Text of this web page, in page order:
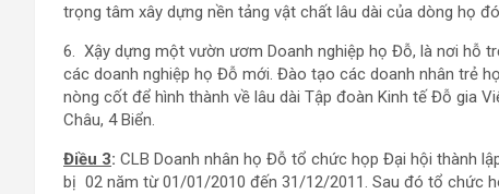
trọng tâm xây dựng nền tảng vật chất lâu dài của dòng họ
6. Xậy dựng một vườn ươm Doanh nghiệp họ Đỗ, là nơi hỗ
các doanh nghiệp họ Đỗ mới. Đào tạo các doanh nhân trẻ
nòng cốt để hình thành về lâu dài Tập đoàn Kinh tế Đỗ gia
Châu, 4 Biển.
Điều 3: CLB Doanh nhân họ Đỗ tổ chức họp Đại hội thành
bị 02 năm từ 01/01/2010 đến 31/12/2011. Sau đó tổ chức